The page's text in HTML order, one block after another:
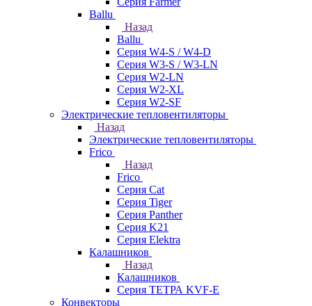
Ballu
Назад
Ballu
Серия W4-S / W4-D
Серия W3-S / W3-LN
Серия W2-LN
Серия W2-XL
Серия W2-SF
Электрические тепловентиляторы
Назад
Электрические тепловентиляторы
Frico
Назад
Frico
Серия Cat
Серия Tiger
Серия Panther
Серия K21
Серия Elektra
Калашников
Назад
Калашников
Серия ТЕТРА KVF-E
Конвекторы